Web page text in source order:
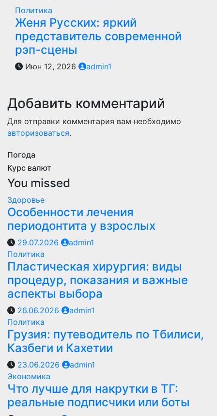
Политика
Женя Русских: яркий
представитель современной
рэп-сцены
Июн 12, 2026 admin1
Добавить комментарий
Для отправки комментария вам необходимо
авторизоваться.
Погода
Курс валют
You missed
Здоровье
Особенности лечения
периодонтита у взрослых
29.07.2026
admin1
Политика
Пластическая хирургия: виды
процедур, показания и важные
аспекты выбора
26.06.2026
admin1
Политика
Грузия: путеводитель по Тбилиси,
Казбеги и Кахетии
23.06.2026
admin1
Экономика
Что лучше для накрутки в ТГ:
реальные подписчики или боты